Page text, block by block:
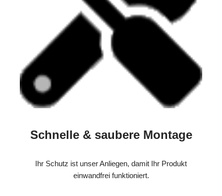
Schnelle & saubere Montage
Ihr Schutz ist unser Anliegen, damit Ihr Produkt
einwandfrei funktioniert.